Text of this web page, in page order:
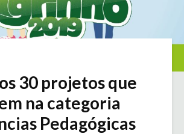
30 projetos que
na categoria
Pedagógicas